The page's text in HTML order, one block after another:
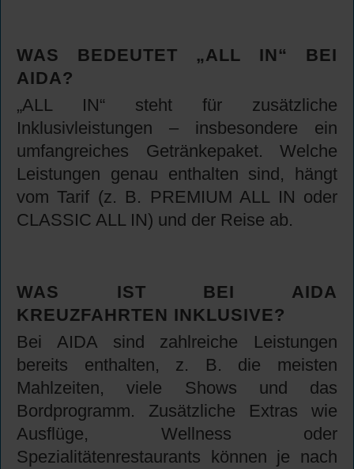
WAS BEDEUTET „ALL IN“ BEI
AIDA?
„ALL IN“ steht für zusätzliche
Inklusivleistungen – insbesondere ein
umfangreiches Getränkepaket. Welche
Leistungen genau enthalten sind, hängt
vom Tarif (z. B. PREMIUM ALL IN oder
CLASSIC ALL IN) und der Reise ab.
WAS IST BEI AIDA
KREUZFAHRTEN INKLUSIVE?
Bei AIDA sind zahlreiche Leistungen
bereits enthalten, z. B. die meisten
Mahlzeiten, viele Shows und das
Bordprogramm. Zusätzliche Extras wie
Ausflüge, Wellness oder
Spezialitätenrestaurants können je nach